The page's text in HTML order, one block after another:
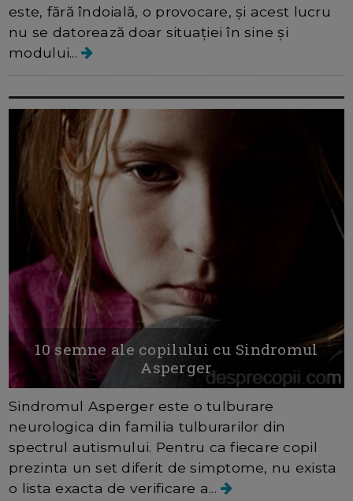
este, fără îndoială, o provocare, și acest lucru
nu se datorează doar situației în sine și
modului...
10 semne ale copilului cu Sindromul
Asperger
Sindromul Asperger este o tulburare
neurologica din familia tulburarilor din
spectrul autismului. Pentru ca fiecare copil
prezinta un set diferit de simptome, nu exista
o lista exacta de verificare a...